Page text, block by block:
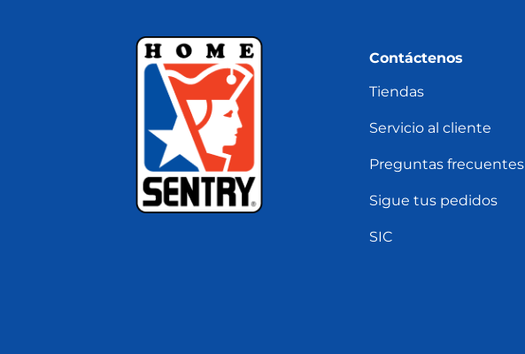
Contáctenos
Tiendas
Servicio al cliente
Preguntas frecuentes
Sigue tus pedidos
SIC